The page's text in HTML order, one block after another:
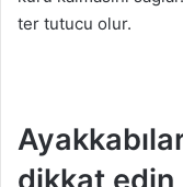
ter tutucu olur.
dikkat edin